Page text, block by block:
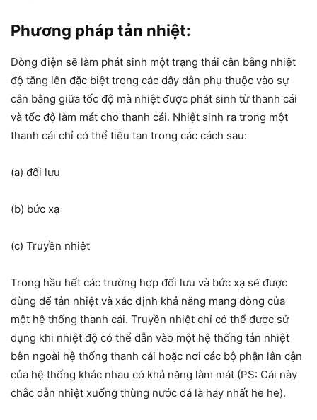
Phương pháp tản nhiệt:
Dòng điện sẽ làm phát sinh một trạng thái cân bằng nhiệt
độ tăng lên đặc biệt trong các dây dẫn phụ thuộc vào sự
cân bằng giữa tốc độ mà nhiệt được phát sinh từ thanh cái
và tốc độ làm mát cho thanh cái. Nhiệt sinh ra trong một
thanh cái chỉ có thể tiêu tan trong các cách sau:
(a) đối lưu
(b) bức xạ
(c) Truyền nhiệt
Trong hầu hết các trường hợp đối lưu và bức xạ sẽ được
dùng để tản nhiệt và xác định khả năng mang dòng của
một hệ thống thanh cái. Truyền nhiệt chỉ có thể được sử
dụng khi nhiệt độ có thể dẫn vào một hệ thống tản nhiệt
bên ngoài hệ thống thanh cái hoặc nơi các bộ phận lân cận
của hệ thống khác nhau có khả năng làm mát (PS: Cái này
chắc dẫn nhiệt xuống thùng nước đá là hay nhất he he).